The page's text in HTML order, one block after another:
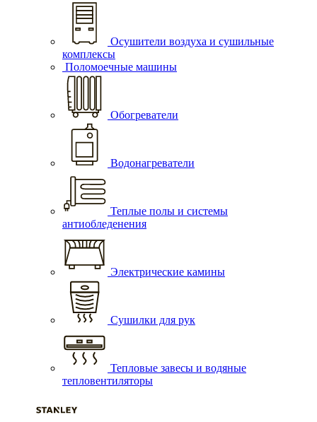
Осушители воздуха и сушильные
комплексы
Поломоечные машины
Обогреватели
Водонагреватели
Теплые полы и системы
антиобледенения
Электрические камины
Сушилки для рук
Тепловые завесы и водяные
тепловентиляторы